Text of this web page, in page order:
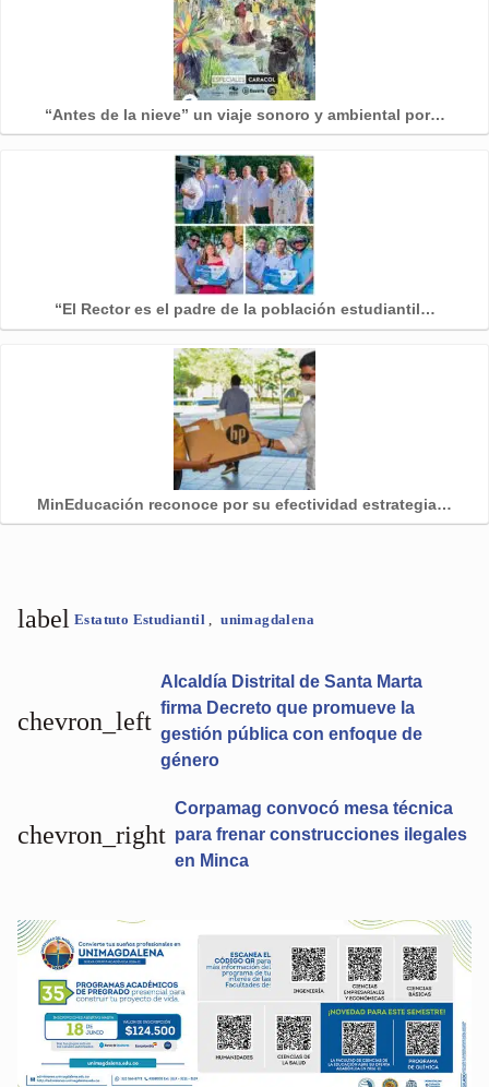
“Antes de la nieve” un viaje sonoro y ambiental por…
“El Rector es el padre de la población estudiantil…
MinEducación reconoce por su efectividad estrategia…
label Estatuto Estudiantil unimagdalena
chevron_left
Alcaldía Distrital de Santa Marta
firma Decreto que promueve la
gestión pública con enfoque de
género
Corpamag convocó mesa técnica
para frenar construcciones ilegales
en Minca
chevron_right